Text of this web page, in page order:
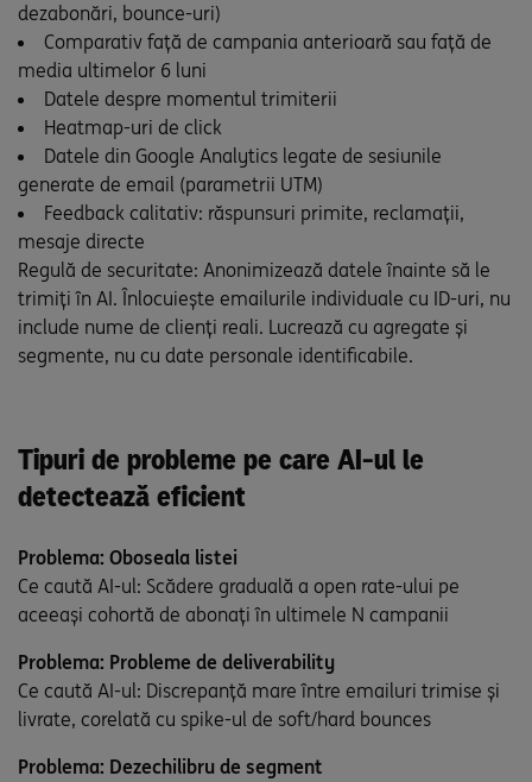
dezabonări, bounce-uri)
Comparativ față de campania anterioară sau față de
media ultimelor 6 luni
Datele despre momentul trimiterii
Heatmap-uri de click
Datele din Google Analytics legate de sesiunile
generate de email (parametrii UTM)
Feedback calitativ: răspunsuri primite, reclamații,
mesaje directe
Regulă de securitate: Anonimizează datele înainte să le
trimiți în AI. Înlocuiește emailurile individuale cu ID-uri, nu
include nume de clienți reali. Lucrează cu agregate și
segmente, nu cu date personale identificabile.
Tipuri de probleme pe care AI-ul le
detectează eficient
Problema: Oboseala listei
Ce caută AI-ul: Scădere graduală a open rate-ului pe
aceeași cohortă de abonați în ultimele N campanii
Problema: Probleme de deliverability
Ce caută AI-ul: Discrepanță mare între emailuri trimise și
livrate, corelată cu spike-ul de soft/hard bounces
Problema: Dezechilibru de segment